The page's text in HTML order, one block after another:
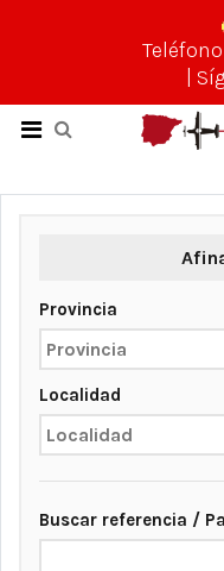
Teléfono
|
Provincia
Localidad
Buscar referencia /